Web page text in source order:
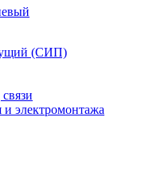
(СИП)
и электромонтажа